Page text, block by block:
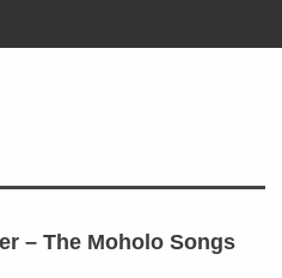
– The Moholo Songs